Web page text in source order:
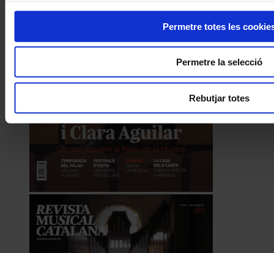
Permetre totes les
Permetre la selecció
Rebutjar totes